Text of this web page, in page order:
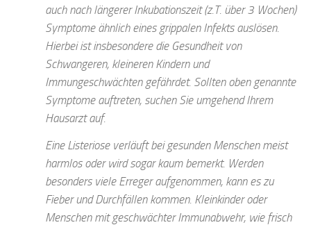
auch nach längerer Inkubationszeit (z.T. über 3 Wochen)
Symptome ähnlich eines grippalen Infekts auslösen.
Hierbei ist insbesondere die Gesundheit von
Schwangeren, kleineren Kindern und
Immungeschwächten gefährdet. Sollten oben genannte
Symptome auftreten, suchen Sie umgehend Ihrem
Hausarzt auf.
Eine Listeriose verläuft bei gesunden Menschen meist
harmlos oder wird sogar kaum bemerkt. Werden
besonders viele Erreger aufgenommen, kann es zu
Fieber und Durchfällen kommen. Kleinkinder oder
Menschen mit geschwächter Immunabwehr, wie frisch